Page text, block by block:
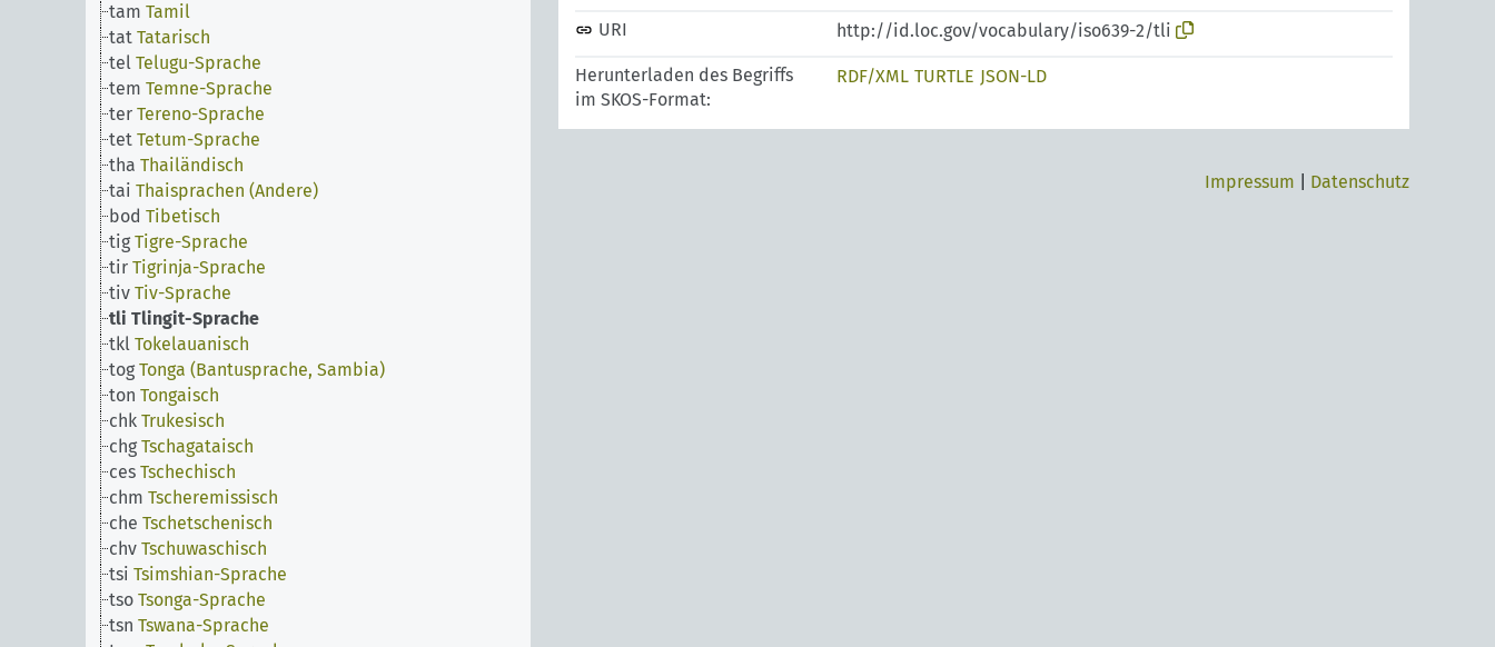
tam Tamil
tat Tatarisch
tel Telugu-Sprache
tem Temne-Sprache
ter Tereno-Sprache
tet Tetum-Sprache
tha Thailändisch
tai Thaisprachen (Andere)
bod Tibetisch
tig Tigre-Sprache
tir Tigrinja-Sprache
tiv Tiv-Sprache
tli Tlingit-Sprache
tkl Tokelauanisch
tog Tonga (Bantusprache, Sambia)
ton Tongaisch
chk Trukesisch
chg Tschagataisch
ces Tschechisch
chm Tscheremissisch
che Tschetschenisch
chv Tschuwaschisch
tsi Tsimshian-Sprache
tso Tsonga-Sprache
tsn Tswana-Sprache
URI http://id.loc.gov/vocabulary/iso639-2/tli
Herunterladen des Begriffs
im SKOS-Format:
RDF/XML TURTLE JSON-LD
Impressum Datenschutz